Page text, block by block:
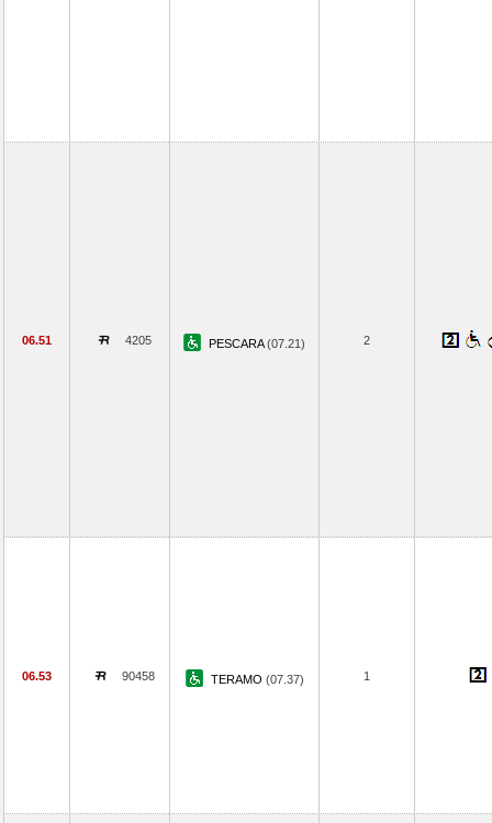
06.51 4205 PESCARA(07.21) 2
06.53 90458 TERAMO (07.37) 1